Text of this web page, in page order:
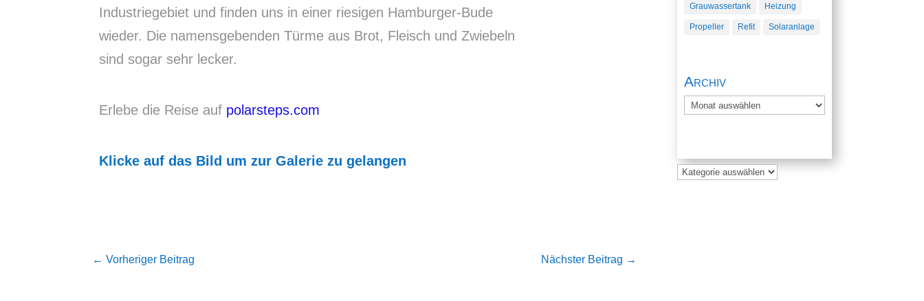
Industriegebiet und finden uns in einer riesigen Hamburger-Bude
wieder. Die namensgebenden Türme aus Brot, Fleisch und Zwiebeln
sind sogar sehr lecker.
Erlebe die Reise auf polarsteps.com
Klicke auf das Bild um zur Galerie zu gelangen
←Vorheriger Beitrag Nächster Beitrag →
Grauwassertank Heizung
Propeller Refit Solaranlage
Archiv
Archiv